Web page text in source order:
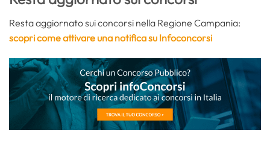
Resta aggiornato sui concorsi nella Regione Campania:
scopri come attivare una notifica su Infoconcorsi